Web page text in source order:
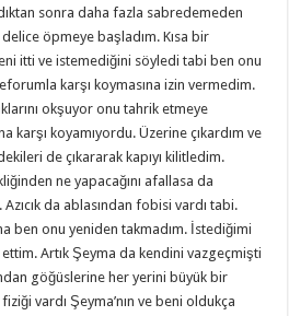
sonra daha fazla sabredemeden
öpmeye başladım. Kısa bir
itti ve istemediğini söyledi tabi ben onu
karşı koymasına izin vermedim.
okşuyor onu tahrik etmeye
karşı koyamıyordu. Üzerine çıkardım ve
de çıkararak kapıyı kilitledim.
ne yapacağını afallasa da
da ablasından fobisi vardı tabi.
ben onu yeniden takmadım. İstediğimi
Artık Şeyma da kendini vazgeçmişti
göğüslerine her yerini büyük bir
vardı Şeyma’nın ve beni oldukça